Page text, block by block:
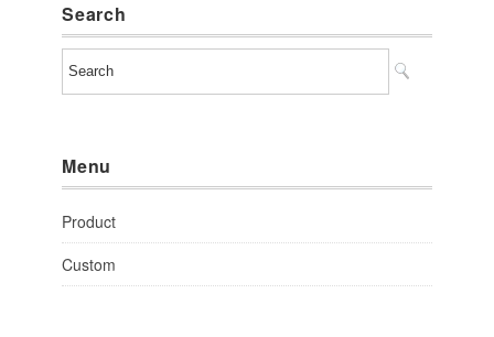
Search
Menu
Product
Custom